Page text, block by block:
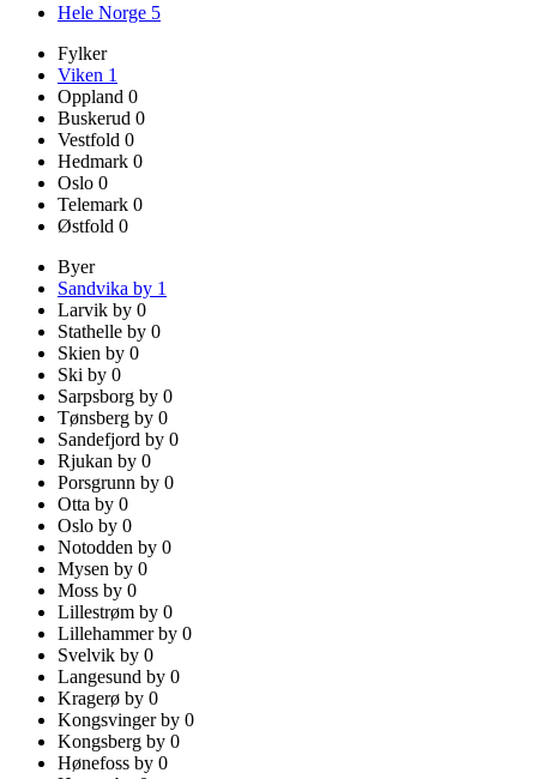
Hele Norge 5
Fylker
Viken 1
Oppland 0
Buskerud 0
Vestfold 0
Hedmark 0
Oslo 0
Telemark 0
Østfold 0
Byer
Sandvika by 1
Larvik by 0
Stathelle by 0
Skien by 0
Ski by 0
Sarpsborg by 0
Tønsberg by 0
Sandefjord by 0
Rjukan by 0
Porsgrunn by 0
Otta by 0
Oslo by 0
Notodden by 0
Mysen by 0
Moss by 0
Lillestrøm by 0
Lillehammer by 0
Svelvik by 0
Langesund by 0
Kragerø by 0
Kongsvinger by 0
Kongsberg by 0
Hønefoss by 0